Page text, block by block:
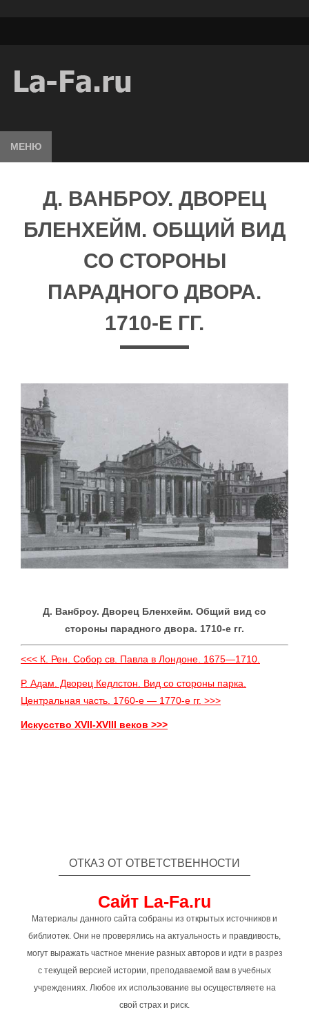
МЕНЮ
Д. ВАНБРОУ. ДВОРЕЦ
БЛЕНХЕЙМ. ОБЩИЙ ВИД
СО СТОРОНЫ
ПАРАДНОГО ДВОРА.
1710-Е ГГ.
Д. Ванброу. Дворец Бленхейм. Общий вид со
стороны парадного двора. 1710-е гг.
<<< К. Рен. Собор св. Павла в Лондоне. 1675—1710.
Р. Адам. Дворец Кедлстон. Вид со стороны парка.
Центральная часть. 1760-е — 1770-е гг. >>>
Искусство XVII-XVIII веков >>>
ОТКАЗ ОТ ОТВЕТСТВЕННОСТИ
Сайт La-Fa.ru
Материалы данного сайта собраны из открытых источников и
библиотек. Они не проверялись на актуальность и правдивость,
могут выражать частное мнение разных авторов и идти в разрез
с текущей версией истории, преподаваемой вам в учебных
учреждениях. Любое их использование вы осуществляете на
свой страх и риск.